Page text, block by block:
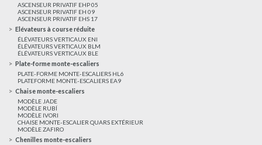
ASCENSEUR PRIVATIF EHP 05
ASCENSEUR PRIVATIF EH 09
ASCENSEUR PRIVATIF EHS 17
Elévateurs à course réduite
ÉLÉVATEURS VERTICAUX ENI
ÉLÉVATEURS VERTICAUX BLM
ÉLÉVATEURS VERTICAUX BLE
Plate-forme monte-escaliers
PLATE-FORME MONTE-ESCALIERS HL6
PLATEFORME MONTE-ESCALIERS EA9
Chaise monte-escaliers
MODÈLE JADE
MODÈLE RUBÍ
MODÈLE IVORI
CHAISE MONTE-ESCALIER QUARS EXTÉRIEUR
MODÈLE ZAFIRO
Chenilles monte-escaliers